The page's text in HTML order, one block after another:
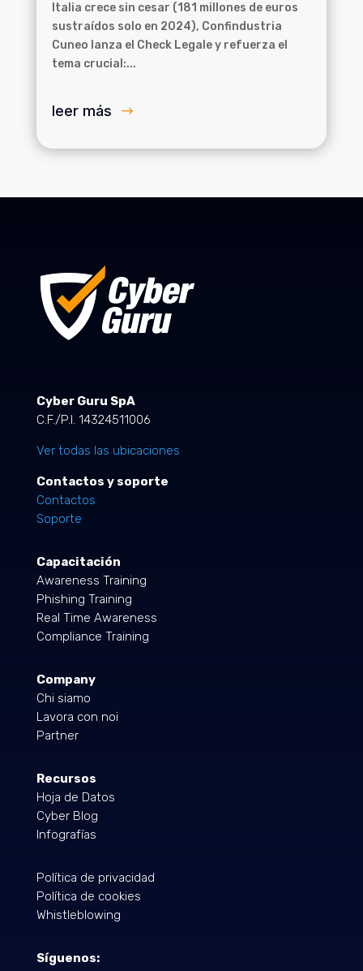
Italia crece sin cesar (181 millones de euros
sustraídos solo en 2024), Confindustria
Cuneo lanza el Check Legale y refuerza el
tema crucial:...
leer más
Cyber Guru SpA
C.F./P.I. 14324511006
Ver todas las ubicaciones
Contactos y soporte
Contactos
Soporte
Capacitación
Awareness Training
Phishing Training
Real Time Awareness
Compliance Training
Company
Chi siamo
Lavora con noi
Partner
Recursos
Hoja de Datos
Cyber Blog
Infografías
Política de privacidad
Política de cookies
Whistleblowing
Síguenos: